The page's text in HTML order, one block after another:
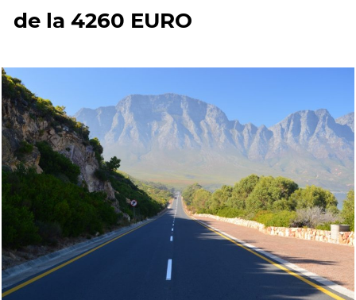
de la 4260 EURO